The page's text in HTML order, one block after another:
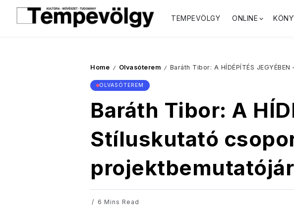
TEMPEVÖLGY ONLINE
Home / Olvasóterem / Baráth Tibor: A HÍDÉPÍTÉS
OLVASÓTEREM
Baráth Tibor: A
Stíluskutató
6 Mins Read